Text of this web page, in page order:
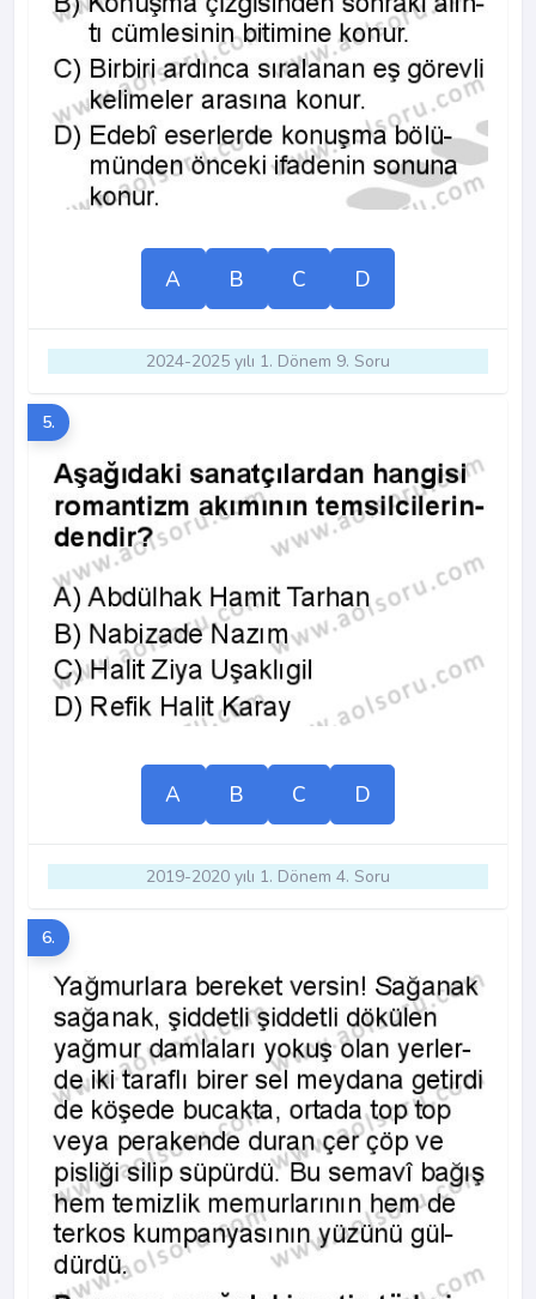
A B C D
2024-2025 yılı 1. Dönem 9. Soru
5.
A B C D
2019-2020 yılı 1. Dönem 4. Soru
6.